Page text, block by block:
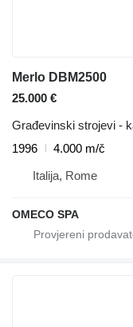
Merlo DBM2500
25.000 €
Građevinski strojevi -
1996
4.000 m/č
Italija, Rome
OMECO SPA